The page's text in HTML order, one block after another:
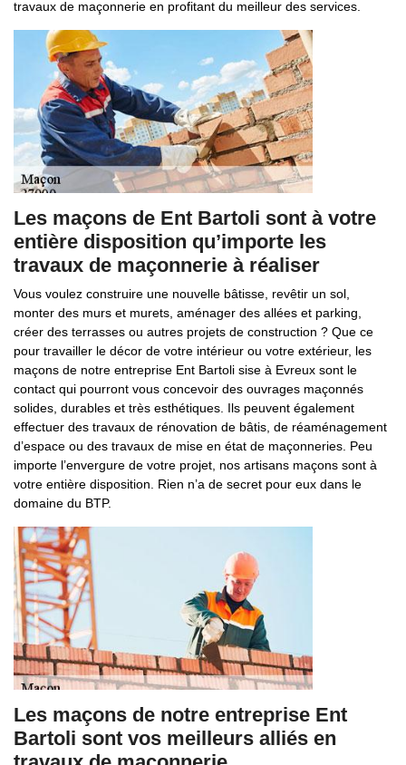
travaux de maçonnerie en profitant du meilleur des services.
Les maçons de Ent Bartoli sont à votre
entière disposition qu’importe les
travaux de maçonnerie à réaliser
Vous voulez construire une nouvelle bâtisse, revêtir un sol,
monter des murs et murets, aménager des allées et parking,
créer des terrasses ou autres projets de construction ? Que ce
pour travailler le décor de votre intérieur ou votre extérieur, les
maçons de notre entreprise Ent Bartoli sise à Evreux sont le
contact qui pourront vous concevoir des ouvrages maçonnés
solides, durables et très esthétiques. Ils peuvent également
effectuer des travaux de rénovation de bâtis, de réaménagement
d’espace ou des travaux de mise en état de maçonneries. Peu
importe l’envergure de votre projet, nos artisans maçons sont à
votre entière disposition. Rien n’a de secret pour eux dans le
domaine du BTP.
Les maçons de notre entreprise Ent
Bartoli sont vos meilleurs alliés en